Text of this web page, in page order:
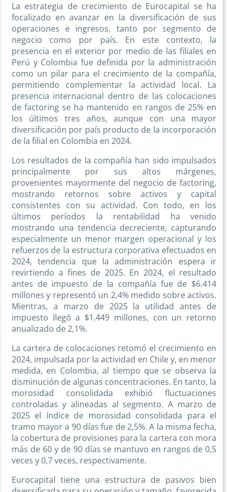
La estrategia de crecimiento de Eurocapital se ha
focalizado en avanzar en la diversificación de sus
operaciones e ingresos, tanto por segmento de
negocio como por país. En este contexto, la
presencia en el exterior por medio de las filiales en
Perú y Colombia fue definida por la administración
como un pilar para el crecimiento de la compañía,
permitiendo complementar la actividad local. La
presencia internacional dentro de las colocaciones
de factoring se ha mantenido en rangos de 25% en
los últimos tres años, aunque con una mayor
diversificación por país producto de la incorporación
de la filial en Colombia en 2024.
Los resultados de la compañía han sido impulsados
principalmente por sus altos márgenes,
provenientes mayormente del negocio de factoring,
mostrando retornos sobre activos y capital
consistentes con su actividad. Con todo, en los
últimos períodos la rentabilidad ha venido
mostrando una tendencia decreciente, capturando
especialmente un menor margen operacional y los
refuerzos de la estructura corporativa efectuados en
2024, tendencia que la administración espera ir
revirtiendo a fines de 2025. En 2024, el resultado
antes de impuesto de la compañía fue de $6.414
millones y representó un 2,4% medido sobre activos.
Mientras, a marzo de 2025 la utilidad antes de
impuesto llegó a $1.449 millones, con un retorno
anualizado de 2,1%.
La cartera de colocaciones retomó el crecimiento en
2024, impulsada por la actividad en Chile y, en menor
medida, en Colombia, al tiempo que se observa la
disminución de algunas concentraciones. En tanto, la
morosidad consolidada exhibió fluctuaciones
controladas y alineadas al segmento. A marzo de
2025 el índice de morosidad consolidada para el
tramo mayor a 90 días fue de 2,5%. A la misma fecha,
la cobertura de provisiones para la cartera con mora
más de 60 y de 90 días se mantuvo en rangos de 0,5
veces y 0,7 veces, respectivamente.
Eurocapital tiene una estructura de pasivos bien